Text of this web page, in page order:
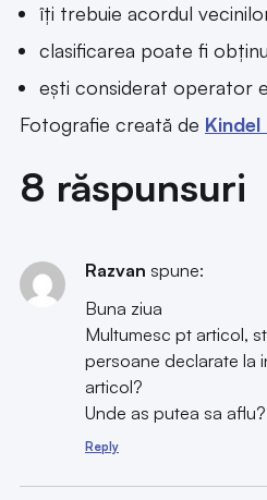
îți trebuie acordul
clasificarea poate fi
ești considerat operator
Fotografie creată de Kindel
8 răspunsuri
Razvan spune:
Buna ziua
Multumesc pt articol,
persoane declarate la
articol?
Unde as putea sa aflu?
Reply